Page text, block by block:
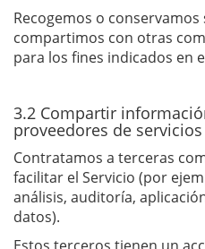
Recogemos o
compartimos con otras
para los fines indicados en
3.2 Compartir
proveedores de servicios
Contratamos a terceras
facilitar el Servicio (por
análisis, auditoría,
datos).